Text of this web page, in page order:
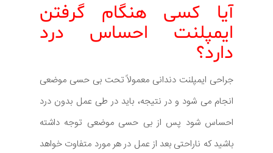
آیا کسی هنگام گرفتن
ایمپلنت احساس درد
دارد؟
جراحی ایمپلنت دندانی معمولاً تحت بی حسی موضعی
انجام می شود و در نتیجه، باید در طی عمل بدون درد
احساس شود پس از بی حسی موضعی توجه داشته
باشید که ناراحتی بعد از عمل در هر مورد متفاوت خواهد